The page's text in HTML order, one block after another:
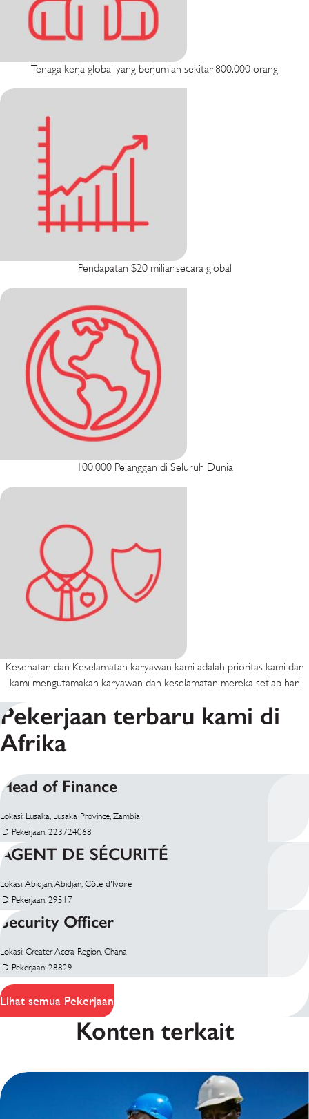
Tenaga kerja global yang berjumlah sekitar 800.000 orang
Pendapatan $20 miliar secara global
100.000 Pelanggan di Seluruh Dunia
Kesehatan dan Keselamatan karyawan kami adalah prioritas kami dan
kami mengutamakan karyawan dan keselamatan mereka setiap hari
Pekerjaan terbaru kami di
Afrika
Head of Finance
Lokasi: Lusaka, Lusaka Province, Zambia
ID Pekerjaan: 223724068
AGENT DE SÉCURITÉ
Lokasi: Abidjan, Abidjan, Côte d'Ivoire
ID Pekerjaan: 29517
Security Officer
Lokasi: Greater Accra Region, Ghana
ID Pekerjaan: 28829
Lihat semua Pekerjaan
Konten terkait